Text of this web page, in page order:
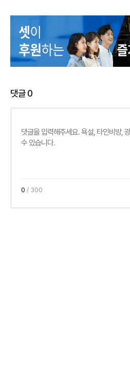
댓글0
0 / 300